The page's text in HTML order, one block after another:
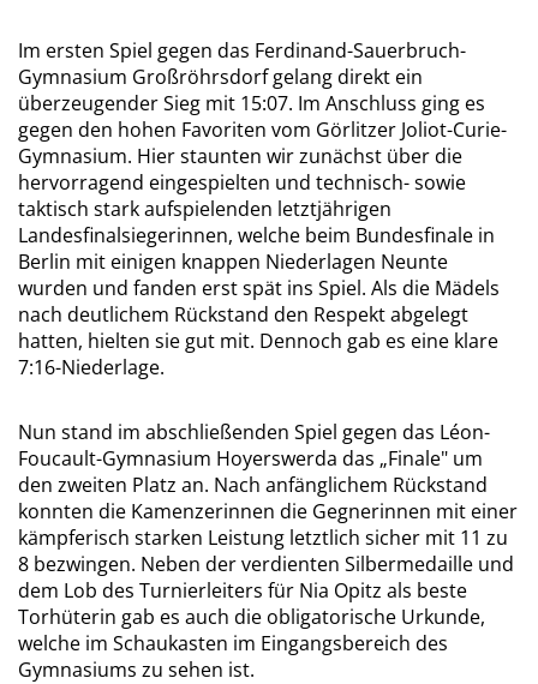
Im ersten Spiel gegen das Ferdinand-Sauerbruch-
Gymnasium Großröhrsdorf gelang direkt ein
überzeugender Sieg mit 15:07. Im Anschluss ging es
gegen den hohen Favoriten vom Görlitzer Joliot-Curie-
Gymnasium. Hier staunten wir zunächst über die
hervorragend eingespielten und technisch- sowie
taktisch stark aufspielenden letztjährigen
Landesfinalsiegerinnen, welche beim Bundesfinale in
Berlin mit einigen knappen Niederlagen Neunte
wurden und fanden erst spät ins Spiel. Als die Mädels
nach deutlichem Rückstand den Respekt abgelegt
hatten, hielten sie gut mit. Dennoch gab es eine klare
7:16-Niederlage.
Nun stand im abschließenden Spiel gegen das Léon-
Foucault-Gymnasium Hoyerswerda das „Finale" um
den zweiten Platz an. Nach anfänglichem Rückstand
konnten die Kamenzerinnen die Gegnerinnen mit einer
kämpferisch starken Leistung letztlich sicher mit 11 zu
8 bezwingen. Neben der verdienten Silbermedaille und
dem Lob des Turnierleiters für Nia Opitz als beste
Torhüterin gab es auch die obligatorische Urkunde,
welche im Schaukasten im Eingangsbereich des
Gymnasiums zu sehen ist.